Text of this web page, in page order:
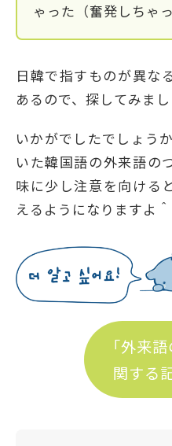
ゃった（奮発しちゃっ
日韓で指すものが異な
あるので、探してみまし
いかがでしたでしょう
いた韓国語の外来語の
味に少し注意を向ける
えるようになりますよ＾
「外来
関する